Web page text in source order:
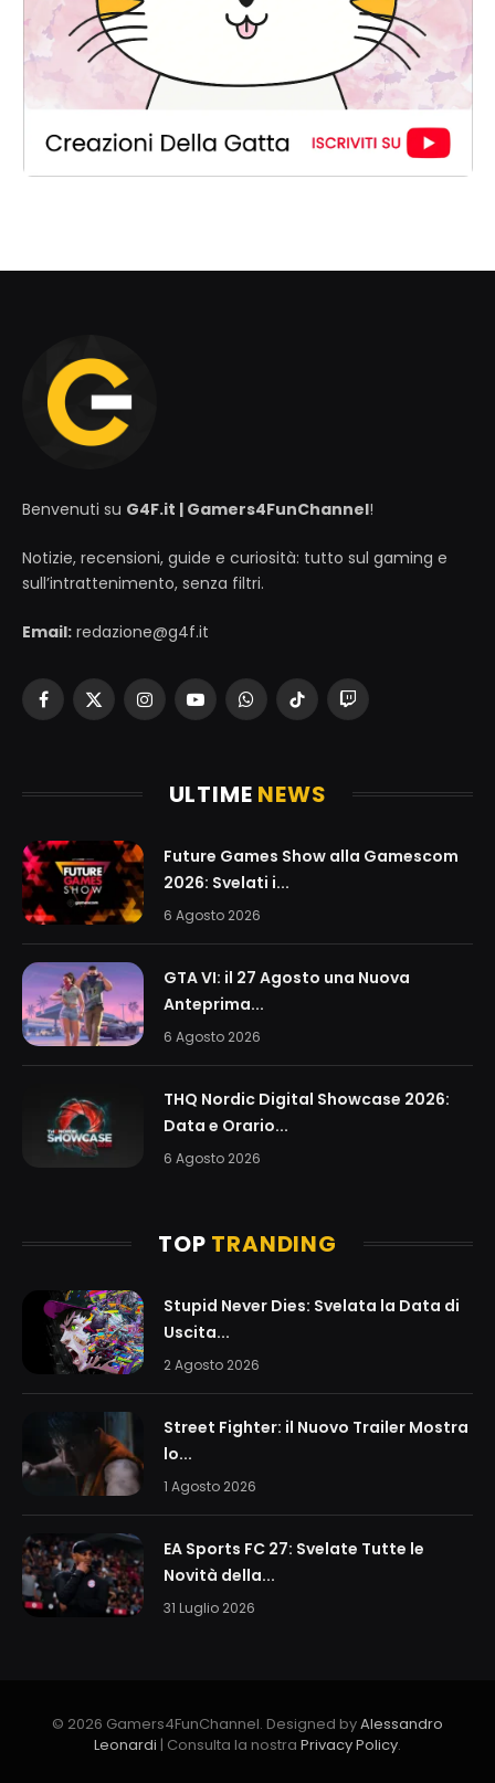
Benvenuti su G4F.it | Gamers4FunChannel!
Notizie, recensioni, guide e curiosità: tutto sul gaming e
sull’intrattenimento, senza filtri.
Email: redazione@g4f.it
Facebook
X
InstagramYouTubeWhatsAppTikTokTwitch
ULTIME NEWS
Future Games Show alla Gamescom
2026: Svelati i...
6 Agosto 2026
GTA VI: il 27 Agosto una Nuova
Anteprima...
6 Agosto 2026
THQ Nordic Digital Showcase 2026:
Data e Orario...
6 Agosto 2026
TOP TRANDING
Stupid Never Dies: Svelata la Data di
Uscita...
2 Agosto 2026
Street Fighter: il Nuovo Trailer Mostra
lo...
1 Agosto 2026
EA Sports FC 27: Svelate Tutte le
Novità della...
31 Luglio 2026
© 2026 Gamers4FunChannel. Designed byAlessandro
Leonardi | Consulta la nostra Privacy Policy.